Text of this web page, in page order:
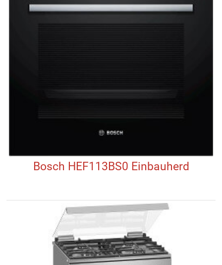
Bosch HEF113BS0 Einbauherd